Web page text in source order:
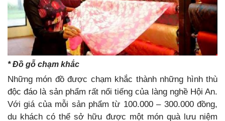
* Đồ gỗ chạm khắc
Những món đồ được chạm khắc thành những hình thù
độc đáo là sản phẩm rất nổi tiếng của làng nghề Hội An.
Với giá của mỗi sản phẩm từ 100.000 – 300.000 đồng,
du khách có thể sở hữu được một món quà lưu niệm